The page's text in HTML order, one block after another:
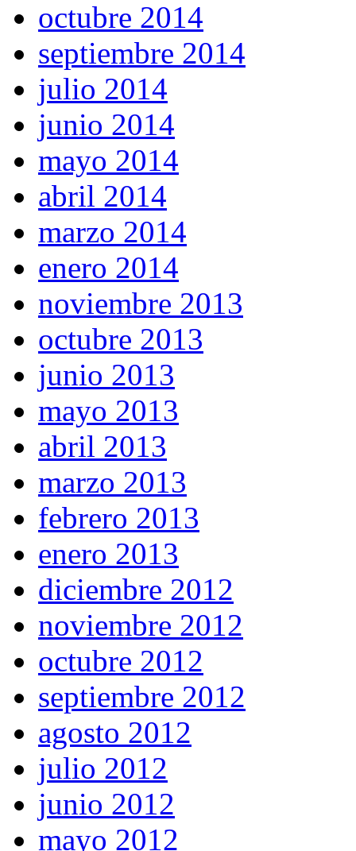
octubre 2014
septiembre 2014
julio 2014
junio 2014
mayo 2014
abril 2014
marzo 2014
enero 2014
noviembre 2013
octubre 2013
junio 2013
mayo 2013
abril 2013
marzo 2013
febrero 2013
enero 2013
diciembre 2012
noviembre 2012
octubre 2012
septiembre 2012
agosto 2012
julio 2012
junio 2012
mayo 2012